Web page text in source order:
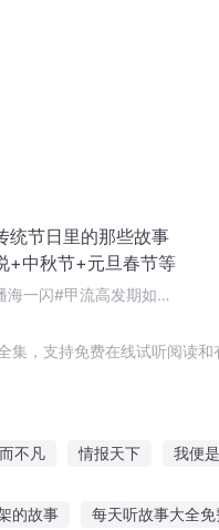
统节日里的那些故事
+中秋节+元旦春节等
海一闪#甲流高发期如何
，支持免费在线试听阅读和
不凡 情报天下 我便
的故事 每天听故事大全